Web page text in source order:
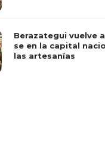
Berazategui vuelve
se en la capital
las artesanías